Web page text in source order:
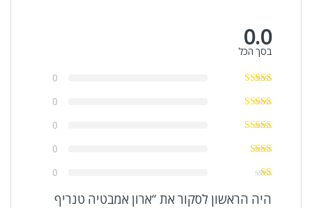
0.0
בסך הכל
0
0
0
0
0
היה הראשון לסקור את “ארון אמבטיה טנריף